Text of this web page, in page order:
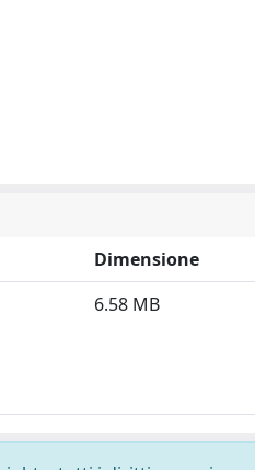
Dimensione
6.58 MB